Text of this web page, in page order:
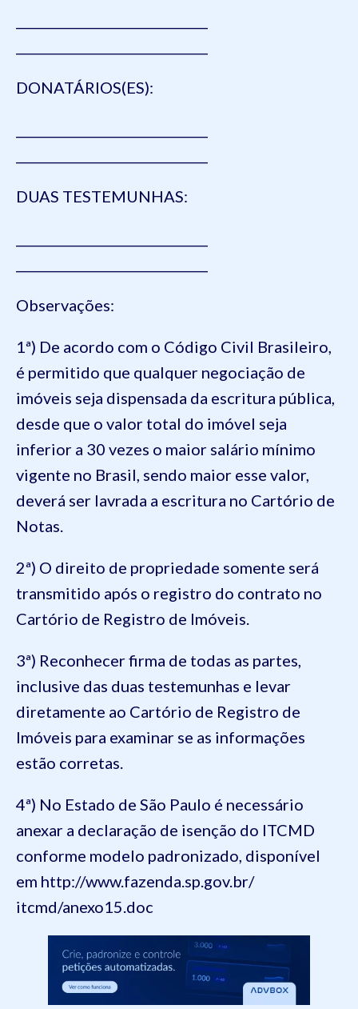
DONATÁRIOS(ES):
DUAS TESTEMUNHAS:
Observações:
1ª) De acordo com o Código Civil Brasileiro,
é permitido que qualquer negociação de
imóveis seja dispensada da escritura pública,
desde que o valor total do imóvel seja
inferior a 30 vezes o maior salário mínimo
vigente no Brasil, sendo maior esse valor,
deverá ser lavrada a escritura no Cartório de
Notas.
2ª) O direito de propriedade somente será
transmitido após o registro do contrato no
Cartório de Registro de Imóveis.
3ª) Reconhecer firma de todas as partes,
inclusive das duas testemunhas e levar
diretamente ao Cartório de Registro de
Imóveis para examinar se as informações
estão corretas.
4ª) No Estado de São Paulo é necessário
anexar a declaração de isenção do ITCMD
conforme modelo padronizado, disponível
em http://www.fazenda.sp.gov.br/
itcmd/anexo15.doc